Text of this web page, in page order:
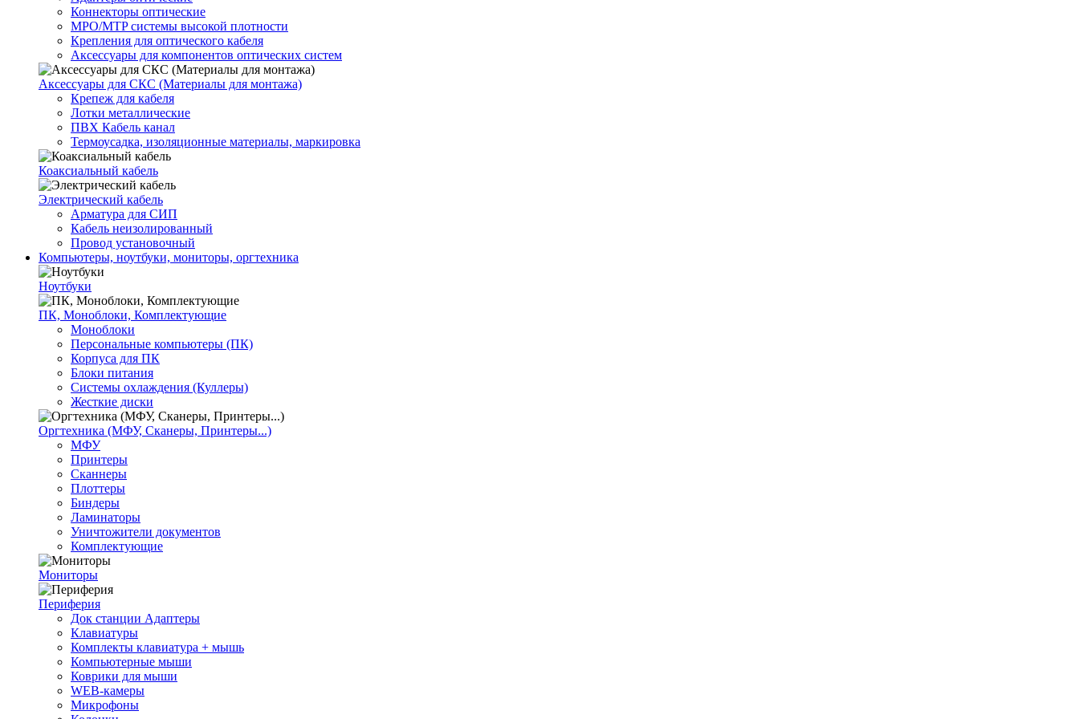
Коннекторы оптические
MPO/MTP системы высокой плотности
Крепления для оптического кабеля
Аксессуары для компонентов оптических систем
Аксессуары для СКС (Материалы для монтажа)
Крепеж для кабеля
Лотки металлические
ПВХ Кабель канал
Термоусадка, изоляционные материалы, маркировка
Коаксиальный кабель
Электрический кабель
Арматура для СИП
Кабель неизолированный
Провод установочный
Компьютеры, ноутбуки, мониторы, оргтехника
Ноутбуки
ПК, Моноблоки, Комплектующие
Моноблоки
Персональные компьютеры (ПК)
Корпуса для ПК
Блоки питания
Системы охлаждения (Куллеры)
Жесткие диски
Оргтехника (МФУ, Сканеры, Принтеры...)
МФУ
Принтеры
Сканнеры
Плоттеры
Биндеры
Ламинаторы
Уничтожители документов
Комплектующие
Мониторы
Периферия
Док станции Адаптеры
Клавиатуры
Комплекты клавиатура + мышь
Компьютерные мыши
Коврики для мыши
WEB-камеры
Микрофоны